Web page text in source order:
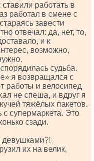
работать в
работал в смене с
завести
отвечал: да, нет, то,
и к
возможно,
судьба.
я возвращался с
работы и велосипед
не спеша, и вдруг я
тяжёлых пакетов.
супермаркета. Это
сзади.
их на велик,